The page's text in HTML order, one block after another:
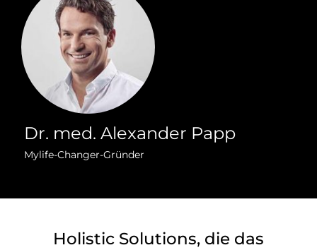
Dr. med. Alexander Papp
Mylife-Changer-Gründer
Holistic Solutions, die das